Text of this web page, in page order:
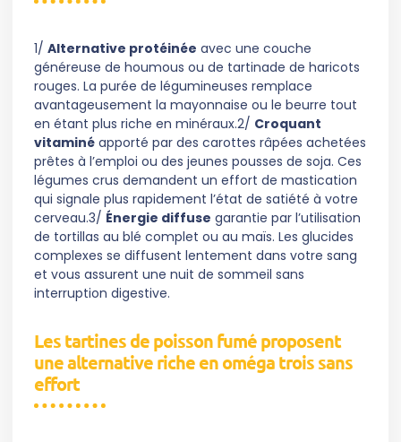
1/ Alternative protéinée avec une couche
généreuse de houmous ou de tartinade de haricots
rouges. La purée de légumineuses remplace
avantageusement la mayonnaise ou le beurre tout
en étant plus riche en minéraux.2/ Croquant
vitaminé apporté par des carottes râpées achetées
prêtes à l’emploi ou des jeunes pousses de soja. Ces
légumes crus demandent un effort de mastication
qui signale plus rapidement l’état de satiété à votre
cerveau.3/ Énergie diffuse garantie par l’utilisation
de tortillas au blé complet ou au maïs. Les glucides
complexes se diffusent lentement dans votre sang
et vous assurent une nuit de sommeil sans
interruption digestive.
Les tartines de poisson fumé proposent
une alternative riche en oméga trois sans
effort